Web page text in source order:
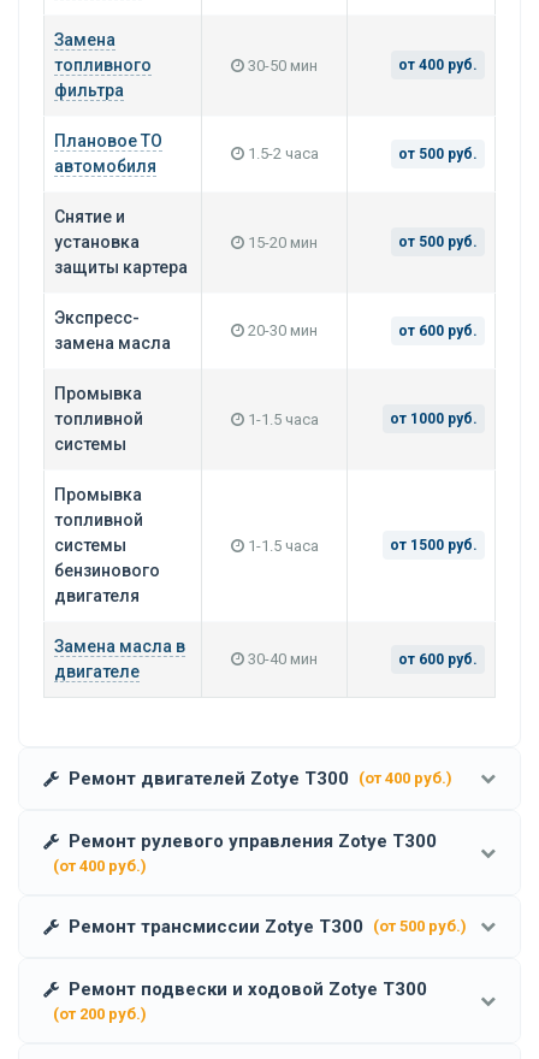
Замена
топливного
фильтра
30-50 мин от 400 руб.
Плановое ТО
автомобиля
1.5-2 часа от 500 руб.
Снятие и
установка
защиты картера
15-20 мин от 500 руб.
Экспресс-
замена масла
20-30 мин от 600 руб.
Промывка
топливной
системы
1-1.5 часа от 1000 руб.
Промывка
топливной
системы
бензинового
двигателя
1-1.5 часа от 1500 руб.
Замена масла в
двигателе
30-40 мин от 600 руб.
Ремонт двигателей Zotye T300 (от 400 руб.)
Ремонт рулевого управления Zotye T300
(от 400 руб.)
Ремонт трансмиссии Zotye T300 (от 500 руб.)
Ремонт подвески и ходовой Zotye T300
(от 200 руб.)